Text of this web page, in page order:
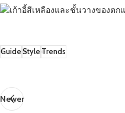
Guide Style Trends
Newer